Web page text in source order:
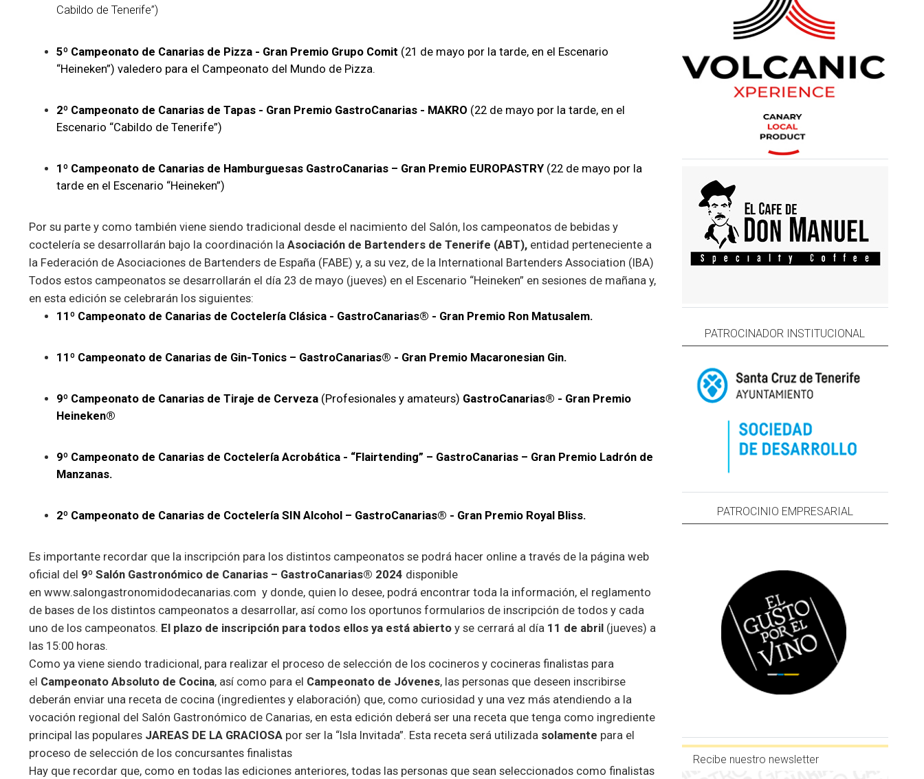
Cabildo de Tenerife”)
5º Campeonato de Canarias de Pizza - Gran Premio Grupo Comit (21 de mayo por la tarde, en el Escenario
“Heineken”) valedero para el Campeonato del Mundo de Pizza.
2º Campeonato de Canarias de Tapas - Gran Premio GastroCanarias - MAKRO (22 de mayo por la tarde, en el
Escenario “Cabildo de Tenerife”)
1º Campeonato de Canarias de Hamburguesas GastroCanarias – Gran Premio EUROPASTRY (22 de mayo por la
tarde en el Escenario “Heineken”)
Por su parte y como también viene siendo tradicional desde el nacimiento del Salón, los campeonatos de bebidas y
coctelería se desarrollarán bajo la coordinación la Asociación de Bartenders de Tenerife (ABT), entidad perteneciente a
la Federación de Asociaciones de Bartenders de España (FABE) y, a su vez, de la International Bartenders Association (IBA)
Todos estos campeonatos se desarrollarán el día 23 de mayo (jueves) en el Escenario “Heineken” en sesiones de mañana y,
en esta edición se celebrarán los siguientes:
11º Campeonato de Canarias de Coctelería Clásica - GastroCanarias® - Gran Premio Ron Matusalem.
11º Campeonato de Canarias de Gin-Tonics – GastroCanarias® - Gran Premio Macaronesian Gin.
9º Campeonato de Canarias de Tiraje de Cerveza (Profesionales y amateurs) GastroCanarias® - Gran Premio
Heineken®
9º Campeonato de Canarias de Coctelería Acrobática - “Flairtending” – GastroCanarias – Gran Premio Ladrón de
Manzanas.
2º Campeonato de Canarias de Coctelería SIN Alcohol – GastroCanarias® - Gran Premio Royal Bliss.
Es importante recordar que la inscripción para los distintos campeonatos se podrá hacer online a través de la página web
oficial del 9º Salón Gastronómico de Canarias – GastroCanarias® 2024 disponible
en www.salongastronomidodecanarias.com y donde, quien lo desee, podrá encontrar toda la información, el reglamento
de bases de los distintos campeonatos a desarrollar, así como los oportunos formularios de inscripción de todos y cada
uno de los campeonatos. El plazo de inscripción para todos ellos ya está abierto y se cerrará al día 11 de abril (jueves) a
las 15:00 horas.
Como ya viene siendo tradicional, para realizar el proceso de selección de los cocineros y cocineras finalistas para
el Campeonato Absoluto de Cocina, así como para el Campeonato de Jóvenes, las personas que deseen inscribirse
deberán enviar una receta de cocina (ingredientes y elaboración) que, como curiosidad y una vez más atendiendo a la
vocación regional del Salón Gastronómico de Canarias, en esta edición deberá ser una receta que tenga como ingrediente
principal las populares JAREAS DE LA GRACIOSA por ser la “Isla Invitada”. Esta receta será utilizada solamente para el
proceso de selección de los concursantes finalistas
Hay que recordar que, como en todas las ediciones anteriores, todas las personas que sean seleccionados como finalistas
PATROCINADOR INSTITUCIONAL
PATROCINIO EMPRESARIAL
Recibe nuestro newsletter